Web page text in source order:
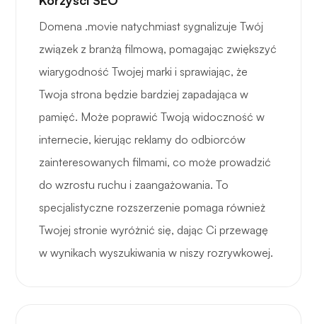
Domena .movie natychmiast sygnalizuje Twój
związek z branżą filmową, pomagając zwiększyć
wiarygodność Twojej marki i sprawiając, że
Twoja strona będzie bardziej zapadająca w
pamięć. Może poprawić Twoją widoczność w
internecie, kierując reklamy do odbiorców
zainteresowanych filmami, co może prowadzić
do wzrostu ruchu i zaangażowania. To
specjalistyczne rozszerzenie pomaga również
Twojej stronie wyróżnić się, dając Ci przewagę
w wynikach wyszukiwania w niszy rozrywkowej.